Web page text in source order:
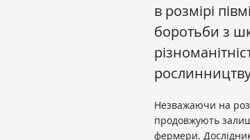
в розмірі
боротьби з
Незважаючи на
продовжують
фермери.